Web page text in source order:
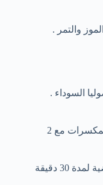
السوداء .
2 كوب شاي أخضر و خليط المكسرات مع 2
: ممارسة التمارين الرياضية لمدة 30 دقيقة